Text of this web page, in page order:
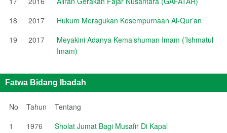
18
2017
Hukum Meragukan Kesempurnaan Al-Qur’an
19
2017
Meyakini Adanya Kema’shuman Imam (’Ishmatul
Imam)
Fatwa Bidang Ibadah
No Tahun
Tentang
1
1976
Sholat Jumat Bagi Musafir Di Kapal